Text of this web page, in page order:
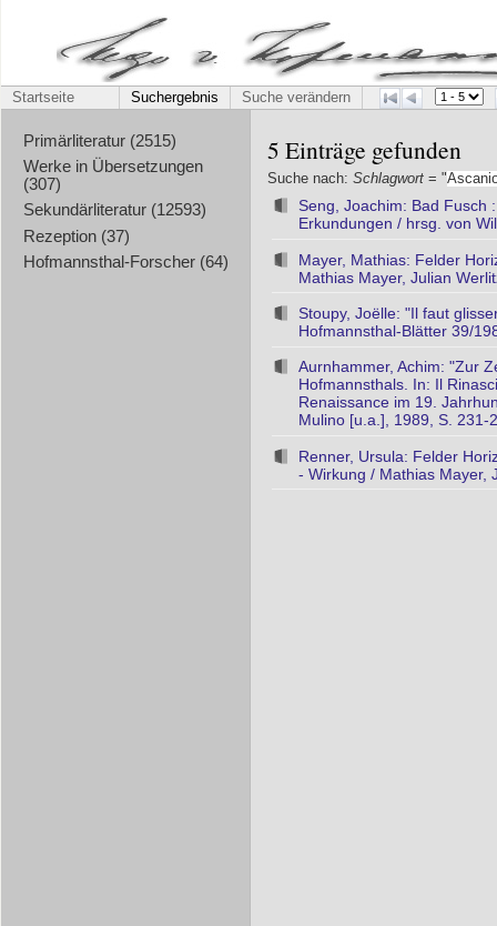
Startseite Suchergebnis Suche verändern
Primärliteratur (2515)
Werke in Übersetzungen
(307)
Sekundärliteratur (12593)
Rezeption (37)
Hofmannsthal-Forscher (64)
5 Einträge gefunden
Suche nach: Schlagwort = "
Seng, Joachim: Bad Fusch
Erkundungen / hrsg. von
Mayer, Mathias: Felder
Mathias Mayer, Julian
Stoupy, Joëlle: "Il faut
Hofmannsthal-Blätter 39/
Aurnhammer, Achim: "Zur
Hofmannsthals. In: Il
Renaissance im 19.
Mulino [u.a.], 1989, S. 231-
Renner, Ursula: Felder
- Wirkung / Mathias Mayer,